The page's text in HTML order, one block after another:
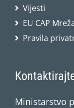
Vijesti
EU CAP
Pravila
Ministarstvo